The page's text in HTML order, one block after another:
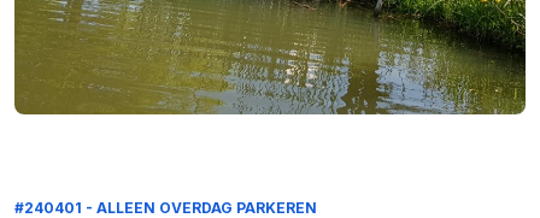
#240401 - ALLEEN OVERDAG PARKEREN